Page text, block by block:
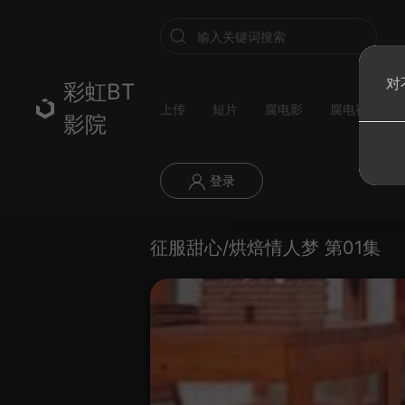
彩虹BT
影院
上传 短片 腐电影 腐电视剧
登录
征服甜心/烘焙情人梦 第01集
对